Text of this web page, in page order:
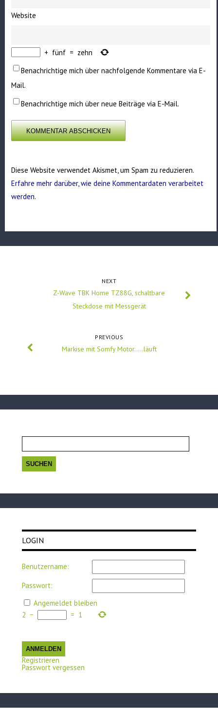
Website
+ fünf = zehn
Benachrichtige mich über nachfolgende Kommentare via E-
Mail.
Benachrichtige mich über neue Beiträge via E-Mail.
Diese Website verwendet Akismet, um Spam zu reduzieren.
Erfahre mehr darüber, wie deine Kommentardaten verarbeitet
werden.
NEXT
Z-Wave TBK Home TZ88G, schaltbare
Steckdose mit Messgerät
PREVIOUS
Markise mit Somfy Motor…..läuft
LOGIN
Benutzername:
Passwort:
Angemeldet bleiben
2 − = 1
ANMELDEN
Registrieren
Passwort vergessen